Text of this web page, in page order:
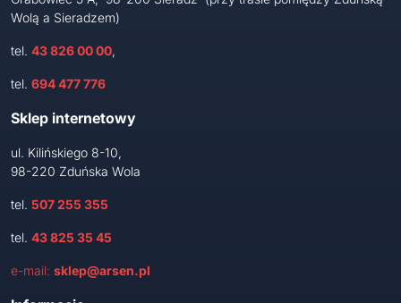
Wolą a Sieradzem)
tel. 43 826 00 00,
tel. 694 477 776
Sklep internetowy
ul. Kilińskiego 8-10,
98-220 Zduńska Wola
tel. 507 255 355
tel. 43 825 35 45
e-mail: sklep@arsen.pl